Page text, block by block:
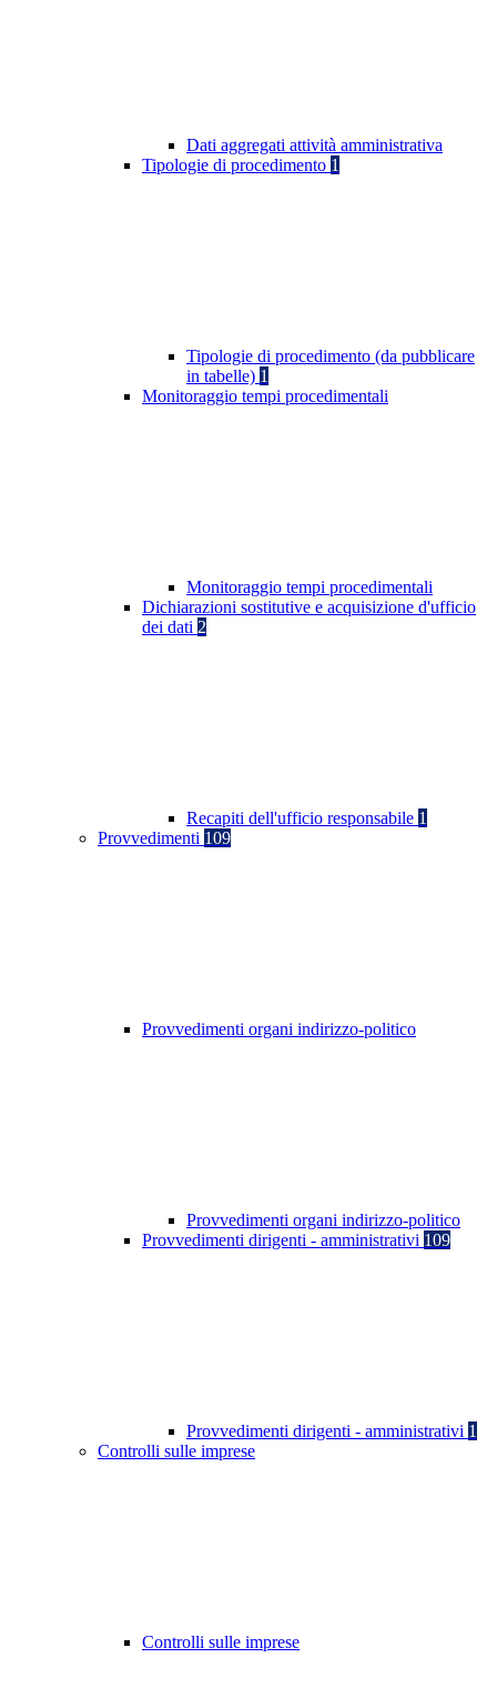
Dati aggregati attività amministrativa
Tipologie di procedimento 1
Tipologie di procedimento (da pubblicare
in tabelle) 1
Monitoraggio tempi procedimentali
Monitoraggio tempi procedimentali
Dichiarazioni sostitutive e acquisizione d'ufficio
dei dati 2
Recapiti dell'ufficio responsabile 1
Provvedimenti 109
Provvedimenti organi indirizzo-politico
Provvedimenti organi indirizzo-politico
Provvedimenti dirigenti - amministrativi 109
Provvedimenti dirigenti - amministrativi 1
Controlli sulle imprese
Controlli sulle imprese